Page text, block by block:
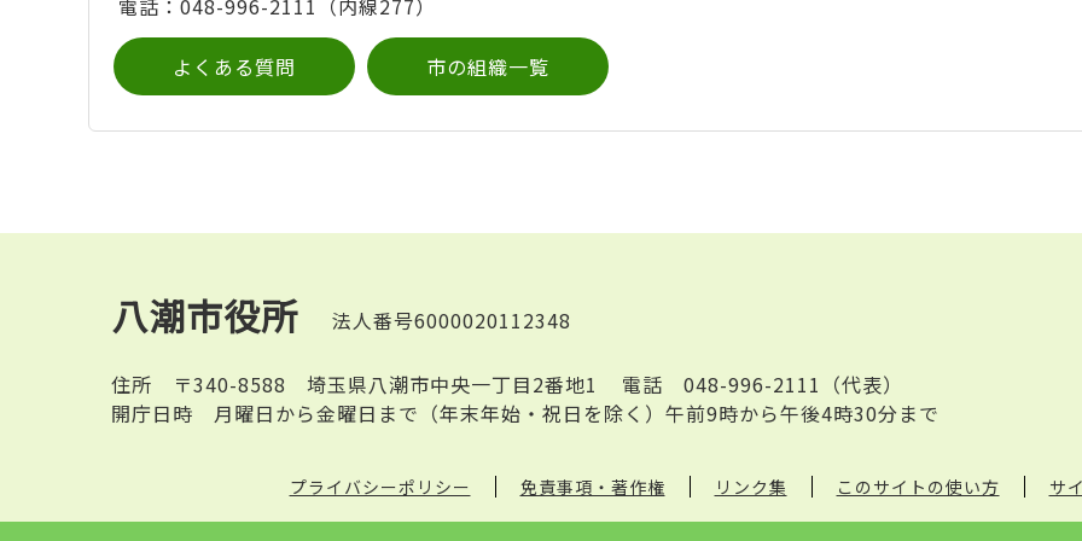
電話：048-996-2111（内線277）
よくある質問 市の組織一覧
八潮市役所 法人番号6000020112348
住所 〒340-8588 埼玉県八潮市中央一丁目2番地1 電話 048-996-2111（代表）
開庁日時 月曜日から金曜日まで（年末年始・祝日を除く）午前9時から午後4時30分まで
プライバシーポリシー 免責事項・著作権 リンク集 このサイトの使い方 サ